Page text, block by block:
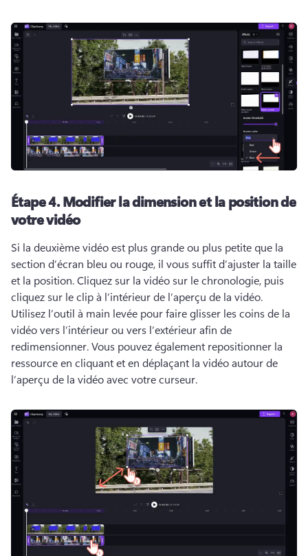
Étape 4.Modifier la dimension et la position de
votre vidéo
Si la deuxième vidéo est plus grande ou plus petite que la
section d’écran bleu ou rouge, il vous suffit d’ajuster la taille
et la position. Cliquez sur la vidéo sur le chronologie, puis
Utilisez l’outil à main levée pour faire glisser les coins de la
vidéo vers l’intérieur ou vers l’extérieur afin de
redimensionner. Vous pouvez également repositionner la
ressource en cliquant et en déplaçant la vidéo autour de
l’aperçu de la vidéo avec votre curseur.